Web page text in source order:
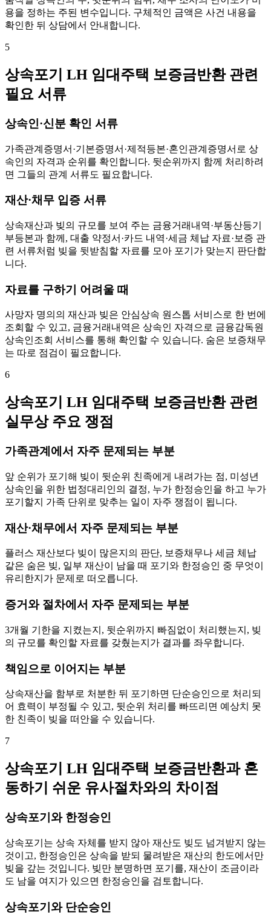
용을 정하는 주된 변수입니다. 구체적인 금액은 사건 내용을
확인한 뒤 상담에서 안내합니다.
5
상속포기 LH 임대주택 보증금반환 관련
필요 서류
상속인·신분 확인 서류
가족관계증명서·기본증명서·제적등본·혼인관계증명서로 상
속인의 자격과 순위를 확인합니다. 뒷순위까지 함께 처리하려
면 그들의 관계 서류도 필요합니다.
재산·채무 입증 서류
상속재산과 빚의 규모를 보여 주는 금융거래내역·부동산등기
부등본과 함께, 대출 약정서·카드 내역·세금 체납 자료·보증 관
련 서류처럼 빚을 뒷받침할 자료를 모아 포기가 맞는지 판단합
니다.
자료를 구하기 어려울 때
사망자 명의의 재산과 빚은 안심상속 원스톱 서비스로 한 번에
조회할 수 있고, 금융거래내역은 상속인 자격으로 금융감독원
상속인조회 서비스를 통해 확인할 수 있습니다. 숨은 보증채무
는 따로 점검이 필요합니다.
6
상속포기 LH 임대주택 보증금반환 관련
실무상 주요 쟁점
가족관계에서 자주 문제되는 부분
앞 순위가 포기해 빚이 뒷순위 친족에게 내려가는 점, 미성년
상속인을 위한 법정대리인의 결정, 누가 한정승인을 하고 누가
포기할지 가족 단위로 맞추는 일이 자주 쟁점이 됩니다.
재산·채무에서 자주 문제되는 부분
플러스 재산보다 빚이 많은지의 판단, 보증채무나 세금 체납
같은 숨은 빚, 일부 재산이 남을 때 포기와 한정승인 중 무엇이
유리한지가 문제로 떠오릅니다.
증거와 절차에서 자주 문제되는 부분
3개월 기한을 지켰는지, 뒷순위까지 빠짐없이 처리했는지, 빚
의 규모를 확인할 자료를 갖췄는지가 결과를 좌우합니다.
책임으로 이어지는 부분
상속재산을 함부로 처분한 뒤 포기하면 단순승인으로 처리되
어 효력이 부정될 수 있고, 뒷순위 처리를 빠뜨리면 예상치 못
한 친족이 빚을 떠안을 수 있습니다.
7
상속포기 LH 임대주택 보증금반환과 혼
동하기 쉬운 유사절차와의 차이점
상속포기와 한정승인
상속포기는 상속 자체를 받지 않아 재산도 빚도 넘겨받지 않는
것이고, 한정승인은 상속을 받되 물려받은 재산의 한도에서만
빚을 갚는 것입니다. 빚만 분명하면 포기를, 재산이 조금이라
도 남을 여지가 있으면 한정승인을 검토합니다.
상속포기와 단순승인